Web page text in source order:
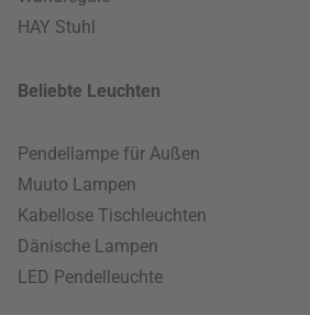
HAY Stuhl
Beliebte Leuchten
Pendellampe für Außen
Muuto Lampen
Kabellose Tischleuchten
Dänische Lampen
LED Pendelleuchte